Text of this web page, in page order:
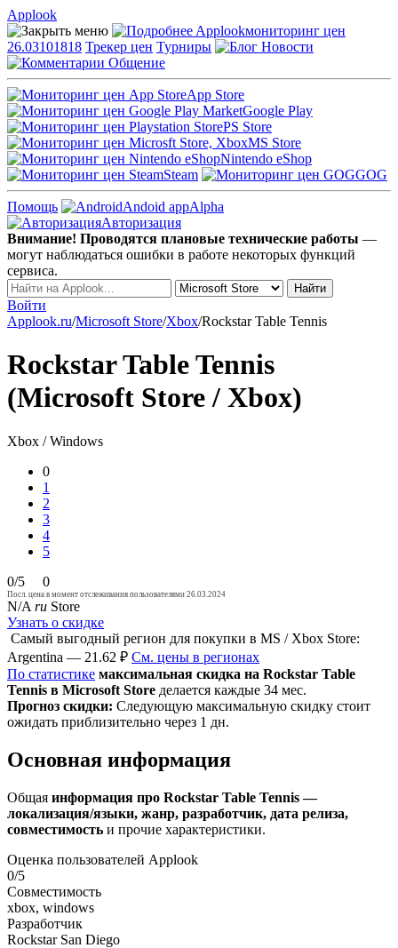
Applook
Applookмониторинг цен
26.03101818 Трекер цен Турниры
Новости
Общение
App Store
Google Play
PS Store
MS Store
Nintendo eShop
Steam
GOG
Помощь Andoid appAlpha
Авторизация
Внимание! Проводятся плановые технические работы —
могут наблюдаться ошибки в работе некоторых функций
сервиса.
Войти
Applook.ru/Microsoft Store/Xbox/Rockstar Table Tennis
Rockstar Table Tennis
(Microsoft Store / Xbox)
Xbox / Windows
0
1
2
3
4
5
0/5 0
Посл. цена в момент отслеживания пользователями 26.03.2024
N/A ru Store
Узнать о скидке
Самый выгодный регион для покупки в MS / Xbox Store:
Argentina — 21.62 ₽ См. цены в регионах
По статистике максимальная скидка на Rockstar Table
Tennis в Microsoft Store делается каждые 34 мес.
Прогноз скидки: Следующую максимальную скидку стоит
ожидать приблизительно через 1 дн.
Основная информация
Общая информация про Rockstar Table Tennis —
локализация/языки, жанр, разработчик, дата релиза,
совместимость и прочие характеристики.
Оценка пользователей Applook
0/5
Совместимость
xbox, windows
Разработчик
Rockstar San Diego